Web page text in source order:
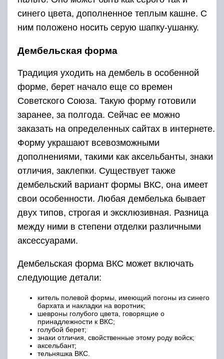
синего цвета, дополненное теплым кашне. С
ним положено носить серую шапку-ушанку.
Дембельская форма
Традиция уходить на дембель в особенной
форме, берет начало еще со времен
Советского Союза. Такую форму готовили
заранее, за полгода. Сейчас ее можно
заказать на определенных сайтах в интернете.
Форму украшают всевозможными
дополнениями, такими как аксельбанты, знаки
отличия, заклепки. Существует также
дембельский вариант формы ВКС, она имеет
свои особенности. Любая дембелька бывает
двух типов, строгая и эксклюзивная. Разница
между ними в степени отделки различными
аксессуарами.
Дембельская форма ВКС может включать
следующие детали:
китель полевой формы, имеющий погоны из синего
бархата и накладки на воротник;
шевроны голубого цвета, говорящие о
принадлежности к ВКС;
голубой берет;
знаки отличия, свойственные этому роду войск;
аксельбант;
тельняшка ВКС.